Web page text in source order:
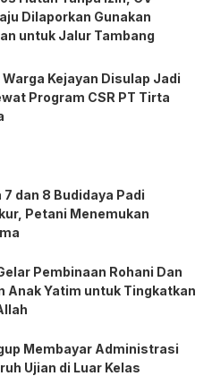
Dilaporkan Gunakan
untuk Jalur Tambang
Kejayan Disulap Jadi
Program CSR PT Tirta
7 dan 8 Budidaya Padi
Petani Menemukan
Pembinaan Rohani Dan
Anak Yatim untuk Tingkatkan
Membayar Administrasi
Ujian di Luar Kelas